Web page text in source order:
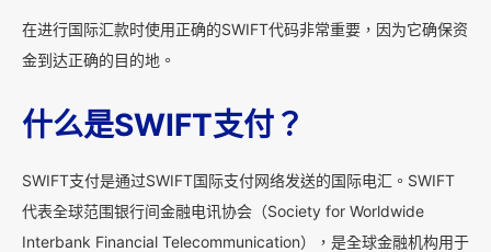
在进行国际汇款时使用正确的SWIFT代码非常重要，因为它确保资
金到达正确的目的地。
什么是SWIFT支付？
SWIFT支付是通过SWIFT国际支付网络发送的国际电汇。SWIFT
代表全球范围银行间金融电讯协会（Society for Worldwide
Interbank Financial Telecommunication），是全球金融机构用于